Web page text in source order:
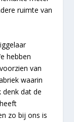
ruimte van
hebben
van
waarin
denk dat de
zo bij ons is